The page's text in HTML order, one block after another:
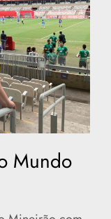
Mundo